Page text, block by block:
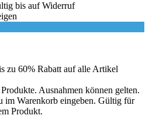
bis auf Widerruf
zu 60% Rabatt auf alle Artikel
Ausnahmen können gelten.
im Warenkorb eingeben. Gültig für
Produkt.